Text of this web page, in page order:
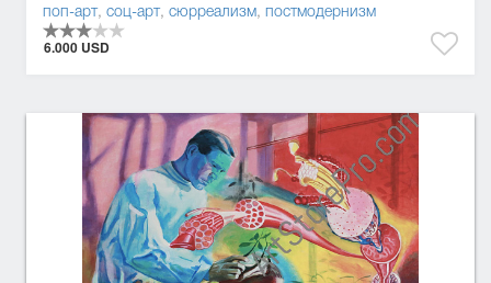
поп-арт, соц-арт, сюрреализм, постмодернизм
6.000 USD